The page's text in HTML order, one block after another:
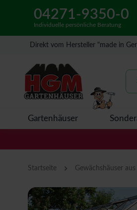
04271-9350-0
Individuelle persönliche Beratung
Direkt vom Hersteller "made in
Gartenhäuser
Startseite › Gewächshäuser aus